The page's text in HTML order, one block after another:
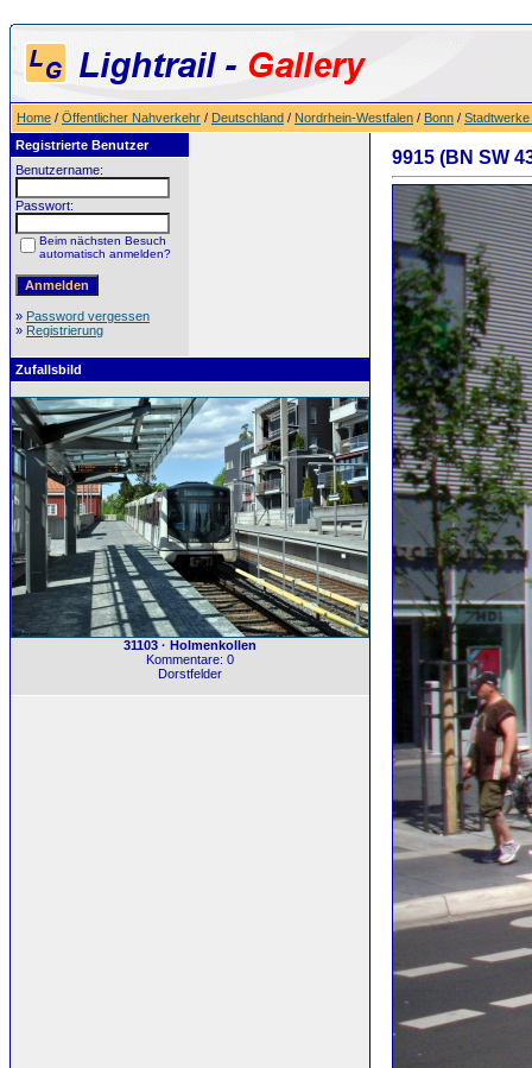
Home / Öffentlicher Nahverkehr / Deutschland / Nordrhein-Westfalen / Bonn / Stadtwerke
Registrierte Benutzer
Benutzername:
Passwort:
Beim nächsten Besuch
automatisch anmelden?
» Password vergessen
» Registrierung
Zufallsbild
31103 · Holmenkollen
Kommentare: 0
Dorstfelder
9915 (BN SW